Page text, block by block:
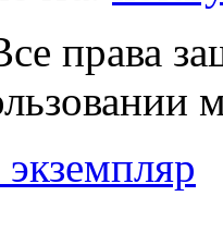
права